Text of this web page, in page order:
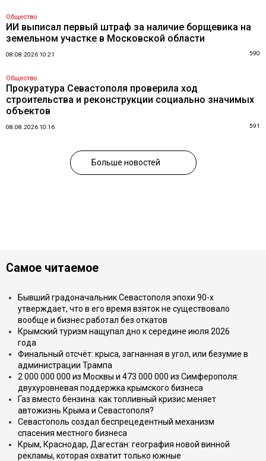
Общество
ИИ выписал первый штраф за наличие борщевика на
земельном участке в Московской области
08.08.2026 10:21 590
Общество
Прокуратура Севастополя проверила ход
строительства и реконструкции социально значимых
объектов
08.08.2026 10:16 591
Больше новостей
Самое читаемое
Бывший градоначальник Севастополя эпохи 90-х
утверждает, что в его время взяток не существовало
вообще и бизнес работал без откатов
Крымский туризм нащупал дно к середине июля 2026
года
Финальный отсчёт: крыса, загнанная в угол, или безумие в
администрации Трампа
2 000 000 000 из Москвы и 473 000 000 из Симферополя:
двухуровневая поддержка крымского бизнеса
Газ вместо бензина: как топливный кризис меняет
автожизнь Крыма и Севастополя?
Севастополь создал беспрецедентный механизм
спасения местного бизнеса
Крым, Краснодар, Дагестан: география новой винной
рекламы, которая охватит только южные